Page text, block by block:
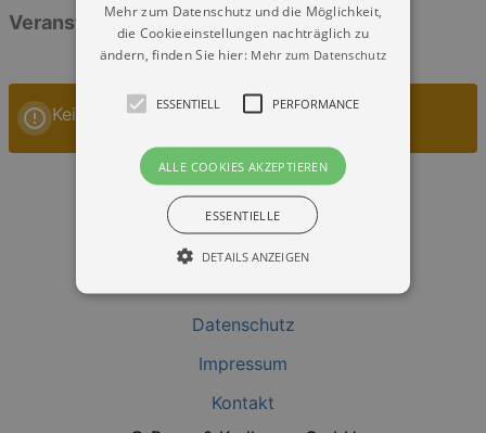
Veranstaltungen: „Ratskeller Meißen“
Keine Veranstaltungen
Datenschutz
Impressum
Kontakt
Mehr zum Datenschutz und die Möglichkeit,
die Cookieeinstellungen nachträglich zu
ändern, finden Sie hier: Mehr zum Datenschutz
ESSENTIELL PERFORMANCE
ALLE COOKIES AKZEPTIEREN
ESSENTIELLE
DETAILS ANZEIGEN
Essentielle Cookies werden für die
grundlegenden Funktionen unserer Webseite
gebraucht. Zum Beispiel für das Login in Ihren